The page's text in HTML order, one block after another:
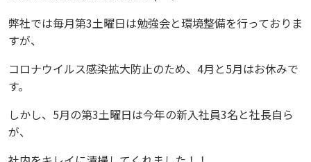
弊社では毎月第3土曜日は勉強会と環境整備を行っておりま
すが、
コロナウイルス感染拡大防止のため、4月と5月はお休みで
す。
しかし、5月の第3土曜日は今年の新入社員3名と社長自ら
が、